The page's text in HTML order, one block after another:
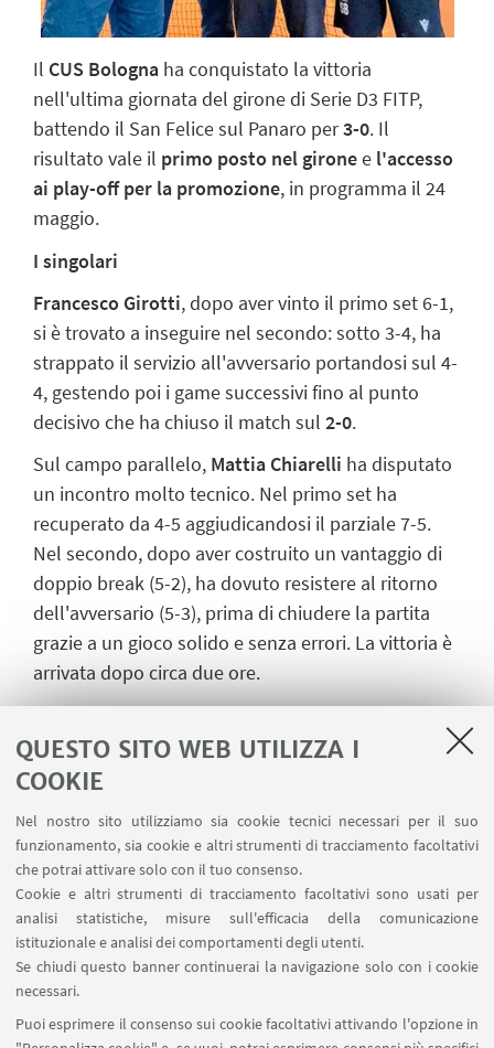
QUESTO SITO WEB UTILIZZA I
COOKIE
Nel nostro sito utilizziamo sia cookie tecnici necessari per il suo
funzionamento, sia cookie e altri strumenti di tracciamento facoltativi
che potrai attivare solo con il tuo consenso.
Cookie e altri strumenti di tracciamento facoltativi sono usati per
analisi statistiche, misure sull'efficacia della comunicazione
istituzionale e analisi dei comportamenti degli utenti.
Se chiudi questo banner continuerai la navigazione solo con i cookie
necessari.
Puoi esprimere il consenso sui cookie facoltativi attivando l'opzione in
Il CUS Bologna ha conquistato la vittoria
nell'ultima giornata del girone di Serie D3 FITP,
battendo il San Felice sul Panaro per3-0. Il
risultato vale il primo posto nel gironee l'accesso
ai play-off per la promozione, in programma il 24
maggio.
I singolari
Francesco Girotti, dopo aver vinto il primo set 6-1,
si è trovato a inseguire nel secondo: sotto 3-4, ha
strappato il servizio all'avversario portandosi sul 4-
4, gestendo poi i game successivi fino al punto
decisivo che ha chiuso il match sul 2-0.
Sul campo parallelo, Mattia Chiarelli ha disputato
un incontro molto tecnico. Nel primo set ha
recuperato da 4-5 aggiudicandosi il parziale 7-5.
Nel secondo, dopo aver costruito un vantaggio di
doppio break (5-2), ha dovuto resistere al ritorno
dell'avversario (5-3), prima di chiudere la partita
grazie a un gioco solido e senza errori. La vittoria è
arrivata dopo circa due ore.
Il doppio
La coppia Lavalle-Pontieri ha completato il 3-0.
Nel primo set i due tennisti del CUS hanno
prevalso nettamente 6-1. Nel secondo il San Felice
ha recuperato portandosi sul 4-2, ma Lavalle e
Pontieri hanno ribaltato il punteggio
aggiudicandosi il parziale 7-5.
Verso i play-off
Il CUS Bologna chiude il girone imbattuto
vittorie in altrettante partite. Il 24 maggio inizierà la